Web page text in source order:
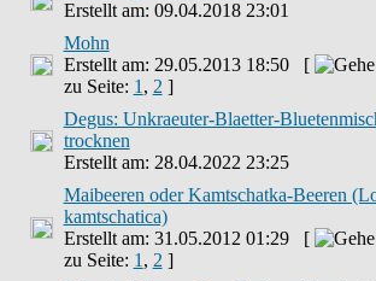
Erstellt am: 09.04.2018 23:01
Mohn
Erstellt am: 29.05.2013 18:50 [
zu Seite: 1 , 2 ]
Degus: Unkraeuter-Blaetter-
trocknen
Erstellt am: 28.04.2022 23:25
Maibeeren oder Kamtschatka-Beeren
kamtschatica)
Erstellt am: 31.05.2012 01:29 [
zu Seite: 1 , 2 ]